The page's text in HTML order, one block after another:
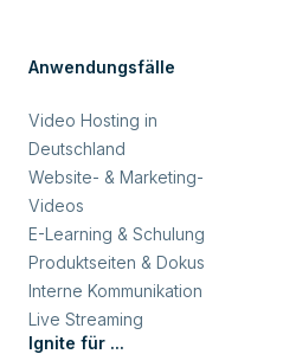
Anwendungsfälle
Video Hosting in
Deutschland
Website- & Marketing-
Videos
E-Learning & Schulung
Produktseiten & Dokus
Interne Kommunikation
Live Streaming
Ignite für ...